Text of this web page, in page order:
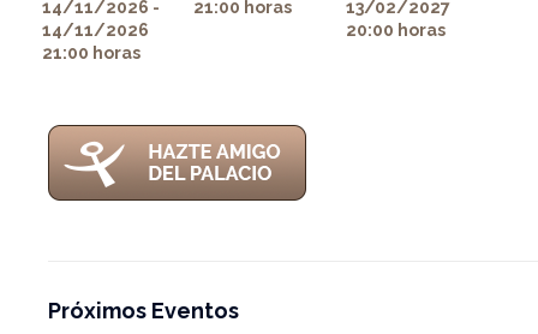
14/11/2026 -
14/11/2026
21:00 horas
21:00 horas
13/02/2027
20:00 horas
Próximos Eventos